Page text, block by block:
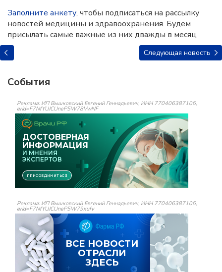
Заполните анкету, чтобы подписаться на рассылку
новостей медицины и здравоохранения. Будем
присылать самые важные из них дважды в месяц
Следующая новость
События
Реклама: ИП Вышковский Евгений Геннадьевич, ИНН 770406387105,
erid=F7NfYUJCUneP5W78VwNF
Реклама: ИП Вышковский Евгений Геннадьевич, ИНН 770406387105,
erid=F7NfYUJCUneP5W79xufv